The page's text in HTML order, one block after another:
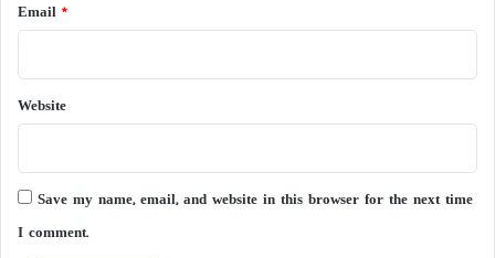
Email *
Website
Save my name, email, and website in this browser for the next time
I comment.